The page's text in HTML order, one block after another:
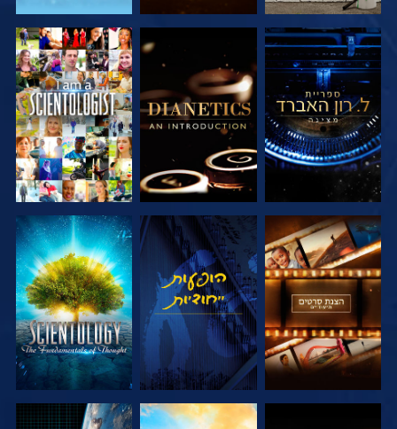
בדוק את הסדרה בדוק את הסדרה צפה
בדוק את הסדרה צפה בדוק את הסדרה